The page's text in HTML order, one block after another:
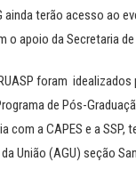
ainda terão acesso ao
o apoio da Secretaria
foram
de Pós-
com a CAPES e a
União (AGU) seção